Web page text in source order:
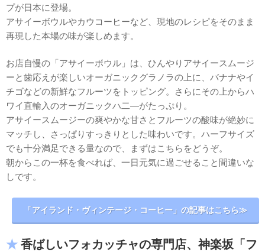
プが日本に登場。
アサイーボウルやカウコーヒーなど、現地のレシピをそのまま
再現した本場の味が楽しめます。
お店自慢の「アサイーボウル」は、ひんやりアサイースムージ
ーと歯応えが楽しいオーガニックグラノラの上に、バナナやイ
チゴなどの新鮮なフルーツをトッピング。さらにその上からハ
ワイ直輸入のオーガニックハ二―がたっぷり。
アサイースムージーの爽やかな甘さとフルーツの酸味が絶妙に
マッチし、さっぱりすっきりとした味わいです。ハーフサイズ
でも十分満足できる量なので、まずはこちらをどうぞ。
朝からこの一杯を食べれば、一日元気に過ごせること間違いな
しです。
「アイランド・ヴィンテージ・コーヒー」の記事はこちら≫
香ばしいフォカッチャの専門店、神楽坂「フ